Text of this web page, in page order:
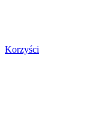
Korzyści